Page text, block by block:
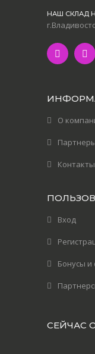
НАШ СКЛАД
О
Вход
Бонусы и
СЕЙЧАС